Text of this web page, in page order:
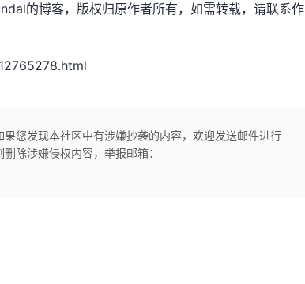
的博客，版权归原作者所有，如需转载，请联系作
果您发现本社区中有涉嫌抄袭的内容，欢迎发送邮件进行
除涉嫌侵权内容，举报邮箱：